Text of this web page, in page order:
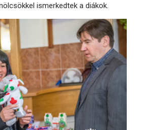
ismerkedtek a diákok.